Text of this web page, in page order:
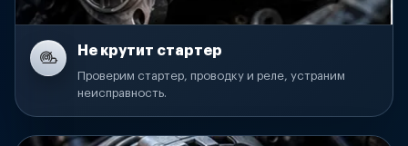
Не крутит стартер
Проверим стартер, проводку и реле, устраним
неисправность.